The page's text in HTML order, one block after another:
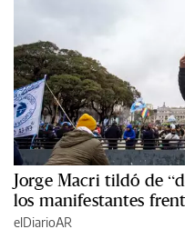
Jorge Macri tildó de
los manifestantes
elDiarioAR